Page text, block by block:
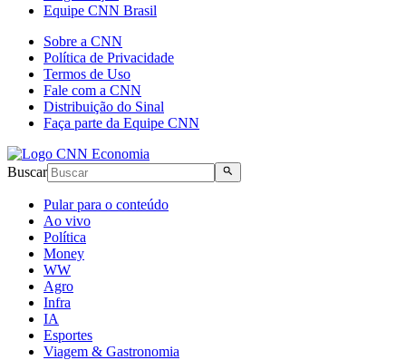
Equipe CNN Brasil
Sobre a CNN
Política de Privacidade
Termos de Uso
Fale com a CNN
Distribuição do Sinal
Faça parte da Equipe CNN
Buscar
Pular para o conteúdo
Ao vivo
Política
Money
WW
Agro
Infra
IA
Esportes
Viagem & Gastronomia